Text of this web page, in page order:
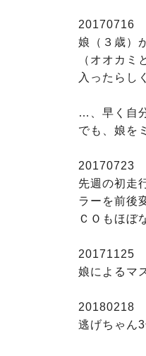
20170716
娘（３歳）
（オオカ
入ったらし
…、早く自
でも、娘を
20170723
先週の初走
ラーを前後
ＣＯもほぼ
20171125
娘によるマ
20180218
逃げちゃん